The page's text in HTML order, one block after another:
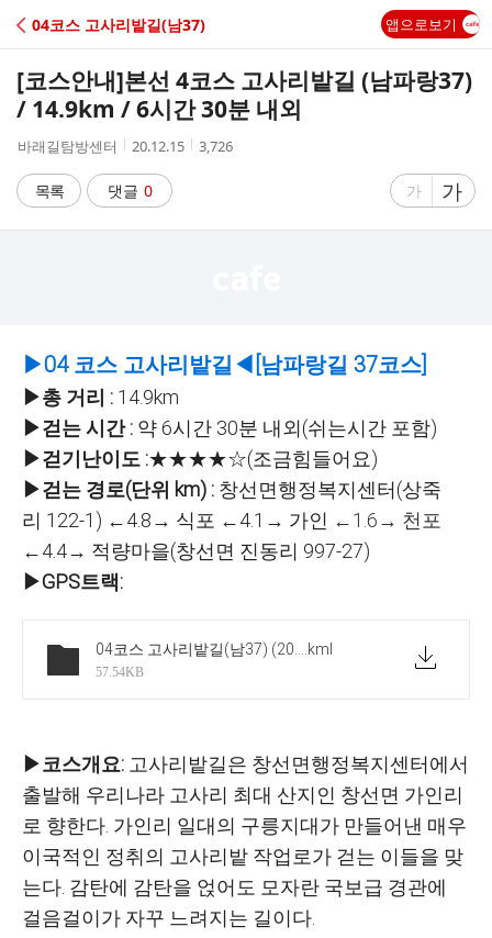
C
A
04코스 고사리밭길(남37) 앱으로보기
[코스안내]본선 4코스 고사리밭길 (남파랑37)
/ 14.9km / 6시간 30분 내외
작
자
바래길탐방센터
작
시
간
20.12.15
조
3,726
목록 댓글 0
글
게
가
글
자
가
▶04 코스 고사리밭길◀[남파랑길 37코스]
▶총 거리 : 14.9km
▶걷는 시간 : 약 6시간 30분 내외(쉬는시간 포함)
▶걷기난이도 :★★★★☆(조금힘들어요)
▶걷는 경로(단위 km) : 창선면행정복지센터(상죽
리 122-1) ←4.8→ 식포 ←4.1→ 가인 ←1.6→ 천포
←4.4→ 적량마을(창선면 진동리 997-27)
▶GPS트랙:
.kml
57.54KB
▶코스개요: 고사리밭길은 창선면행정복지센터에서
출발해 우리나라 고사리 최대 산지인 창선면 가인리
로 향한다. 가인리 일대의 구릉지대가 만들어낸 매우
이국적인 정취의 고사리밭 작업로가 걷는 이들을 맞
는다. 감탄에 감탄을 얹어도 모자란 국보급 경관에
걸음걸이가 자꾸 느려지는 길이다.